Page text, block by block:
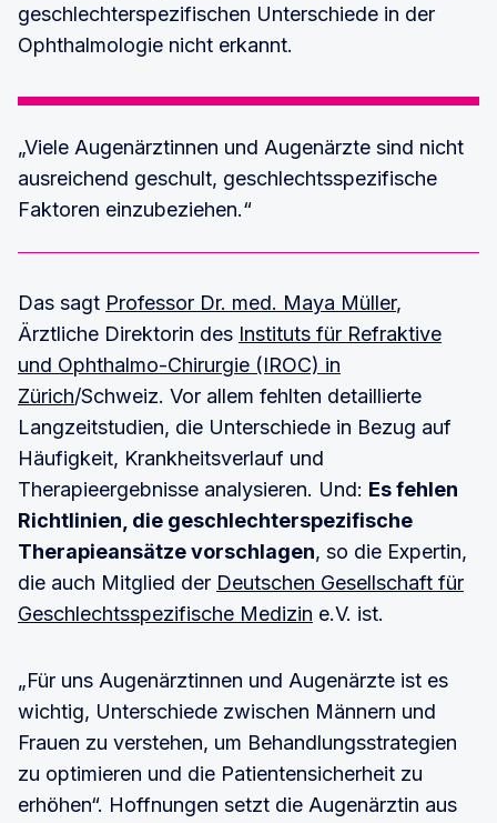
geschlechterspezifischen Unterschiede in der
Ophthalmologie nicht erkannt.
„Viele Augenärztinnen und Augenärzte sind nicht
ausreichend geschult, geschlechtsspezifische
Faktoren einzubeziehen.“
Das sagt Professor Dr. med. Maya Müller,
Ärztliche Direktorin des Instituts für Refraktive
und Ophthalmo-Chirurgie (IROC) in
Zürich/Schweiz. Vor allem fehlten detaillierte
Langzeitstudien, die Unterschiede in Bezug auf
Häufigkeit, Krankheitsverlauf und
Therapieergebnisse analysieren. Und: Es fehlen
Richtlinien, die geschlechterspezifische
Therapieansätze vorschlagen, so die Expertin,
die auch Mitglied der Deutschen Gesellschaft für
Geschlechtsspezifische Medizin e.V. ist.
„Für uns Augenärztinnen und Augenärzte ist es
wichtig, Unterschiede zwischen Männern und
Frauen zu verstehen, um Behandlungsstrategien
zu optimieren und die Patientensicherheit zu
erhöhen“. Hoffnungen setzt die Augenärztin aus